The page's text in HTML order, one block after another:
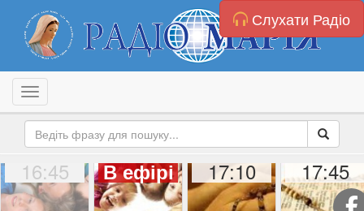
Слухати Радіо
Toggle navigation
16:45 В ефірі 17:10 17:45